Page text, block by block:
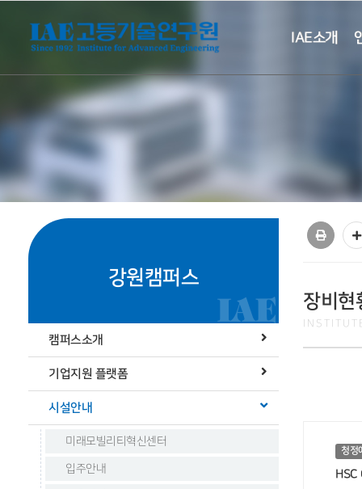
IAE소개
강원캠퍼스
캠퍼스소개
기업지원 플랫폼
시설안내
미래모빌리티혁신센터
입주안내
장비현
청정